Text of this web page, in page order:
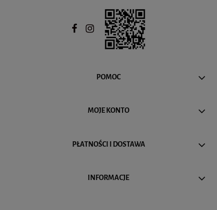
POMOC
MOJE KONTO
PŁATNOŚCI I DOSTAWA
INFORMACJE